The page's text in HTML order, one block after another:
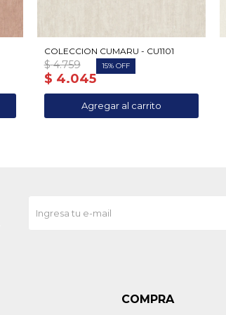
COLECCION CUMARU - CU1101
$ 4.045
$ 4.759 15
COMPRA